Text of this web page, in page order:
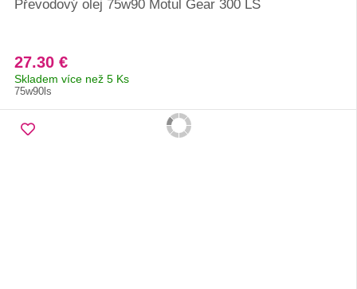
Převodový olej 75w90 Motul Gear 300 LS
27.30 €
Skladem více než 5 Ks
75w90ls